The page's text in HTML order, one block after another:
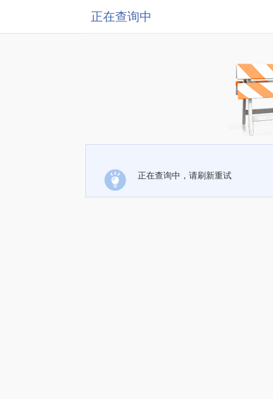
正在查询中
正在查询中，请刷新重试